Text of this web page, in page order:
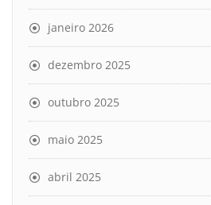
janeiro 2026
dezembro 2025
outubro 2025
maio 2025
abril 2025